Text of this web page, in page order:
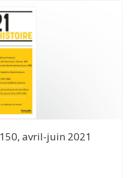
avril-juin 2021